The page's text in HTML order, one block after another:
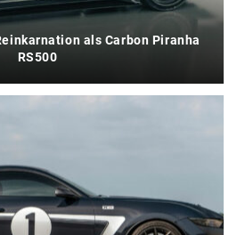
als Carbon Piranha
RS500